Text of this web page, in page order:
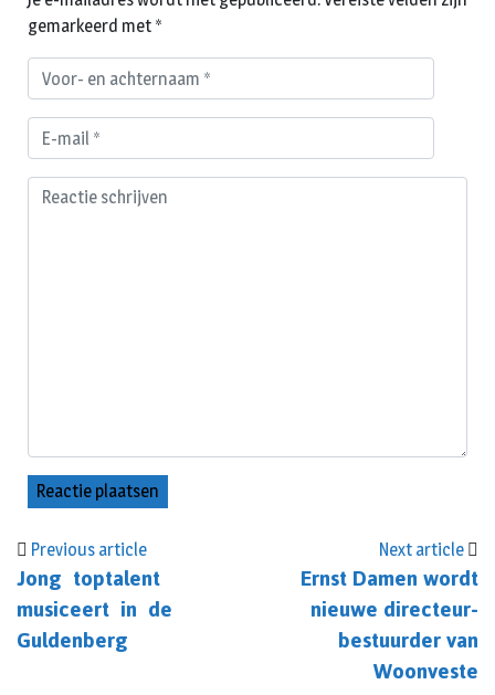
Previous article
Jong toptalent
musiceert in de
Guldenberg
Next article
Ernst Damen wordt
nieuwe directeur-
bestuurder van
Woonveste
gemarkeerd met *